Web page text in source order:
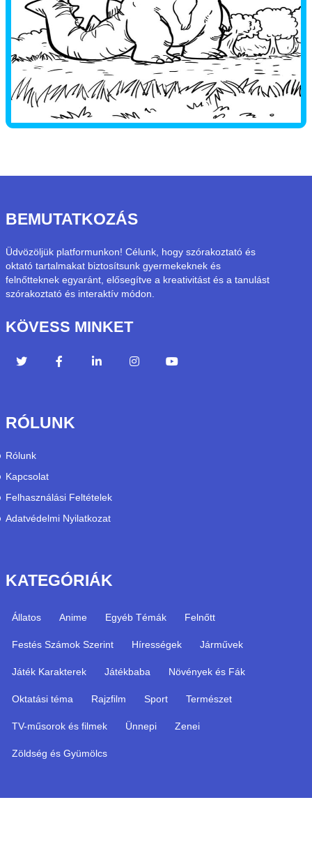
BEMUTATKOZÁS
Üdvözöljük platformunkon! Célunk, hogy szórakoztató és
oktató tartalmakat biztosítsunk gyermekeknek és
felnőtteknek egyaránt, elősegítve a kreativitást és a tanulást
szórakoztató és interaktív módon.
KÖVESS MINKET
RÓLUNK
Rólunk
Kapcsolat
Felhasználási Feltételek
Adatvédelmi Nyilatkozat
KATEGÓRIÁK
Állatos Anime Egyéb Témák Felnőtt
Festés Számok Szerint Hírességek Járművek
Játék Karakterek Játékbaba Növények és Fák
Oktatási téma Rajzfilm Sport Természet
TV-műsorok és filmek Ünnepi Zenei
Zöldség és Gyümölcs